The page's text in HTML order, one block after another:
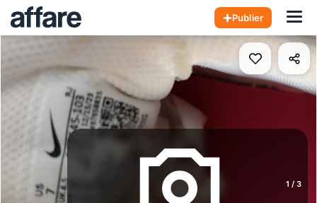
Publier
1 / 3